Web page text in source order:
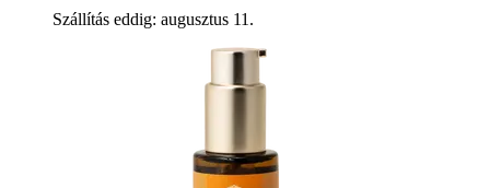
Szállítás eddig: augusztus 11.